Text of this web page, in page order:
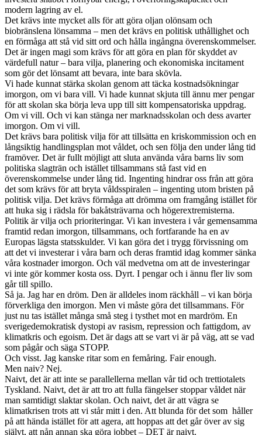
modern lagring av el.
Det krävs inte mycket alls för att göra oljan olönsam och
biobränslena lönsamma – men det krävs en politisk uthållighet och
en förmåga att stå vid sitt ord och hålla ingångna överenskommelser.
Det är ingen magi som krävs för att göra en plan för skyddet av
värdefull natur – bara vilja, planering och ekonomiska incitament
som gör det lönsamt att bevara, inte bara skövla.
Vi hade kunnat stärka skolan genom att täcka kostnadsökningar
imorgon, om vi bara vill. Vi hade kunnat skjuta till ännu mer pengar
för att skolan ska börja leva upp till sitt kompensatoriska uppdrag.
Om vi vill. Och vi kan stänga ner marknadsskolan och dess avarter
imorgon. Om vi vill.
Det krävs bara politisk vilja för att tillsätta en kriskommission och en
långsiktig handlingsplan mot våldet, och sen följa den under lång tid
framöver. Det är fullt möjligt att sluta använda våra barns liv som
politiska slagträn och istället tillsammans stå fast vid en
överenskommelse under lång tid. Ingenting hindrar oss från att göra
det som krävs för att bryta våldsspiralen – ingenting utom bristen på
politisk vilja. Det krävs förmåga att drömma om framgång istället för
att huka sig i rädsla för bakåtsträvarna och högerextremisterna.
Politik är vilja och prioriteringar. Vi kan investera i vår gemensamma
framtid redan imorgon, tillsammans, och fortfarande ha en av
Europas lägsta statsskulder. Vi kan göra det i trygg förvissning om
att det vi investerar i våra barn och deras framtid idag kommer sänka
våra kostnader imorgon. Och väl medvetna om att de investeringar
vi inte gör kommer kosta oss. Dyrt. I pengar och i ännu fler liv som
går till spillo.
Så ja. Jag har en dröm. Den är alldeles inom räckhåll – vi kan börja
förverkliga den imorgon. Men vi måste göra det tillsammans. För
just nu tas istället många små steg i tysthet mot en mardröm. En
sverigedemokratisk dystopi av rasism, repression och fattigdom, av
klimatkris och egoism. Det är dags att se vart vi är på väg, att se vad
som pågår och säga STOPP.
Och visst. Jag kanske ritar som en femåring. Fair enough.
Men naiv? Nej.
Naivt, det är att inte se parallellerna mellan vår tid och trettiotalets
Tyskland. Naivt, det är att tro att fulla fängelser stoppar våldet när
man samtidigt slaktar skolan. Och naivt, det är att vägra se
klimatkrisen trots att vi står mitt i den. Att blunda för det som håller
på att hända istället för att agera, att hoppas att det går över av sig
självt, att nån annan ska göra jobbet – DET är naivt.